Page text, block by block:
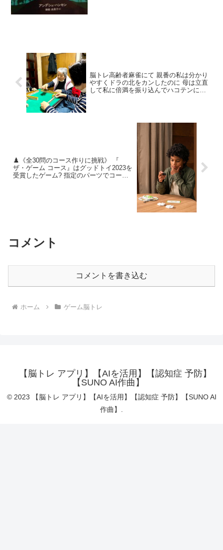
脳トレ高齢者麻雀にて 親番の私は分かり
やすくドラの北をカンしたのに 母は立直
して私に倍満を振り込んでハコテンにな
♟️《全30問のコース作りに挑戦》 『
ザ・ゲーム コース』はグッドトイ2023を
受賞したゲーム? 指定のパーツでコース
コメント
コメントを書き込む
ホーム ゲーム脳トレ
【脳トレ アプリ】【AIを活用】【認知症 予防】
【SUNO AI作曲】
© 2023 【脳トレ アプリ】【AIを活用】【認知症 予防】【SUNO AI
作曲】.